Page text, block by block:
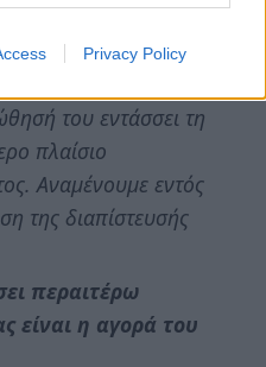
Privacy Policy
Η Διοίκηση
ποιότητα του
του εντάσσει τη
πλαίσιο
Αναμένουμε εντός
της διαπίστευσής
περαιτέρω
είναι η αγορά του